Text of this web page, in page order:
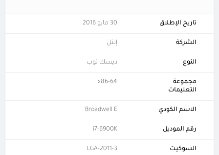
تاريخ الإطلاق 30 مايو 2016
الشركة إنتل
النوع ديسك توب
مجموعة
التعليمات
x86-64
الاسم الكودي Broadwell E
رقم الموديل i7-6900K
السوكيت LGA-2011-3